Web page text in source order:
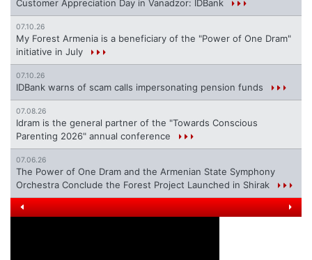
Customer Appreciation Day in Vanadzor: IDBank
07.10.26
My Forest Armenia is a beneficiary of the "Power of One Dram"
initiative in July
07.10.26
IDBank warns of scam calls impersonating pension funds
07.08.26
Idram is the general partner of the "Towards Conscious
Parenting 2026" annual conference
07.06.26
The Power of One Dram and the Armenian State Symphony
Orchestra Conclude the Forest Project Launched in Shirak